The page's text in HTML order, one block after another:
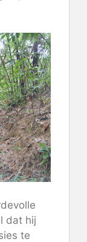
dat hij
te